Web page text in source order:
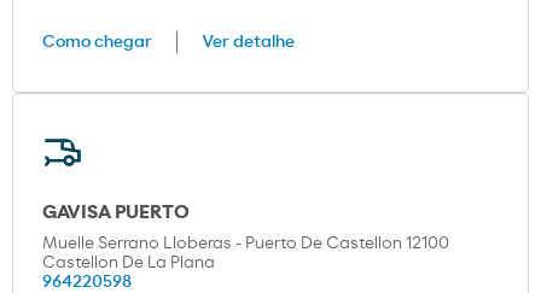
Como chegar Ver detalhe
GAVISA PUERTO
Muelle Serrano Lloberas - Puerto De Castellon 12100
Castellon De La Plana
964220598